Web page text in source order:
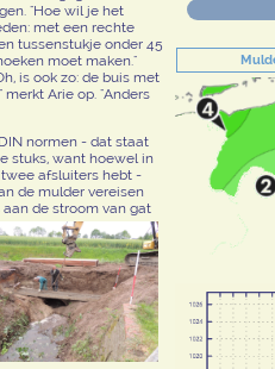
"Hoe wil je het
met een rechte
tussenstukje onder 45
moet maken."
is ook zo: de buis met
Arie op. "Anders
normen - dat staat
stuks, want hoewel in
afsluiters hebt -
de mulder vereisen
de stroom van gat